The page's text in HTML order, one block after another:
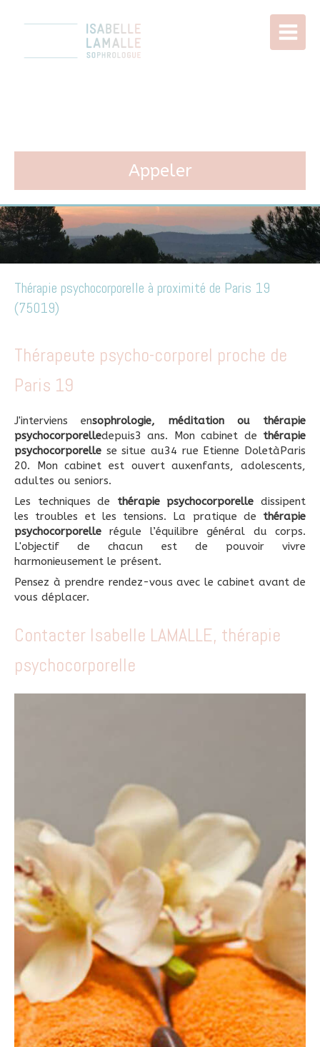
Appeler
Thérapie psychocorporelle à proximité de Paris 19
(75019)
Thérapeute psycho-corporel proche de
Paris 19
J'interviens ensophrologie, méditation ou thérapie
psychocorporelledepuis3 ans. Mon cabinet de thérapie
psychocorporelle se situe au34 rue Etienne DoletàParis
20. Mon cabinet est ouvert auxenfants, adolescents,
adultes ou seniors.
Les techniques de thérapie psychocorporelle dissipent
les troubles et les tensions. La pratique de thérapie
psychocorporelle régule l’équilibre général du corps.
L'objectif de chacun est de pouvoir vivre
harmonieusement le présent.
Pensez à prendre rendez-vous avec le cabinet avant de
vous déplacer.
Contacter Isabelle LAMALLE, thérapie
psychocorporelle